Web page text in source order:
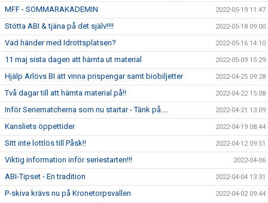
MFF - SOMMARAKADEMIN 2022-05-19 11:47
Stötta ABI & tjäna på det själv!!!! 2022-05-18 09:00
Vad händer med Idrottsplatsen? 2022-05-16 14:10
11 maj sista dagen att hämta ut material 2022-05-09 15:29
Hjälp Arlövs BI att vinna prispengar samt biobiljetter 2022-04-25 09:28
Två dagar till att hämta material på!! 2022-04-22 15:08
Inför Seriematcherna som nu startar - Tänk på.... 2022-04-21 13:09
Kansliets öppettider 2022-04-19 08:44
Sitt inte lottlös till Påsk!! 2022-04-12 09:51
Viktig information inför seriestarten!!! 2022-04-06
ABI-Tipset - En tradition 2022-04-04 13:31
P-skiva krävs nu på Kronetorpsvallen 2022-04-02 09:44